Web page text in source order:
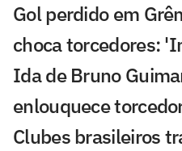
Gol perdido em
choca torcedores:
Ida de Bruno
enlouquece
Clubes brasileiros